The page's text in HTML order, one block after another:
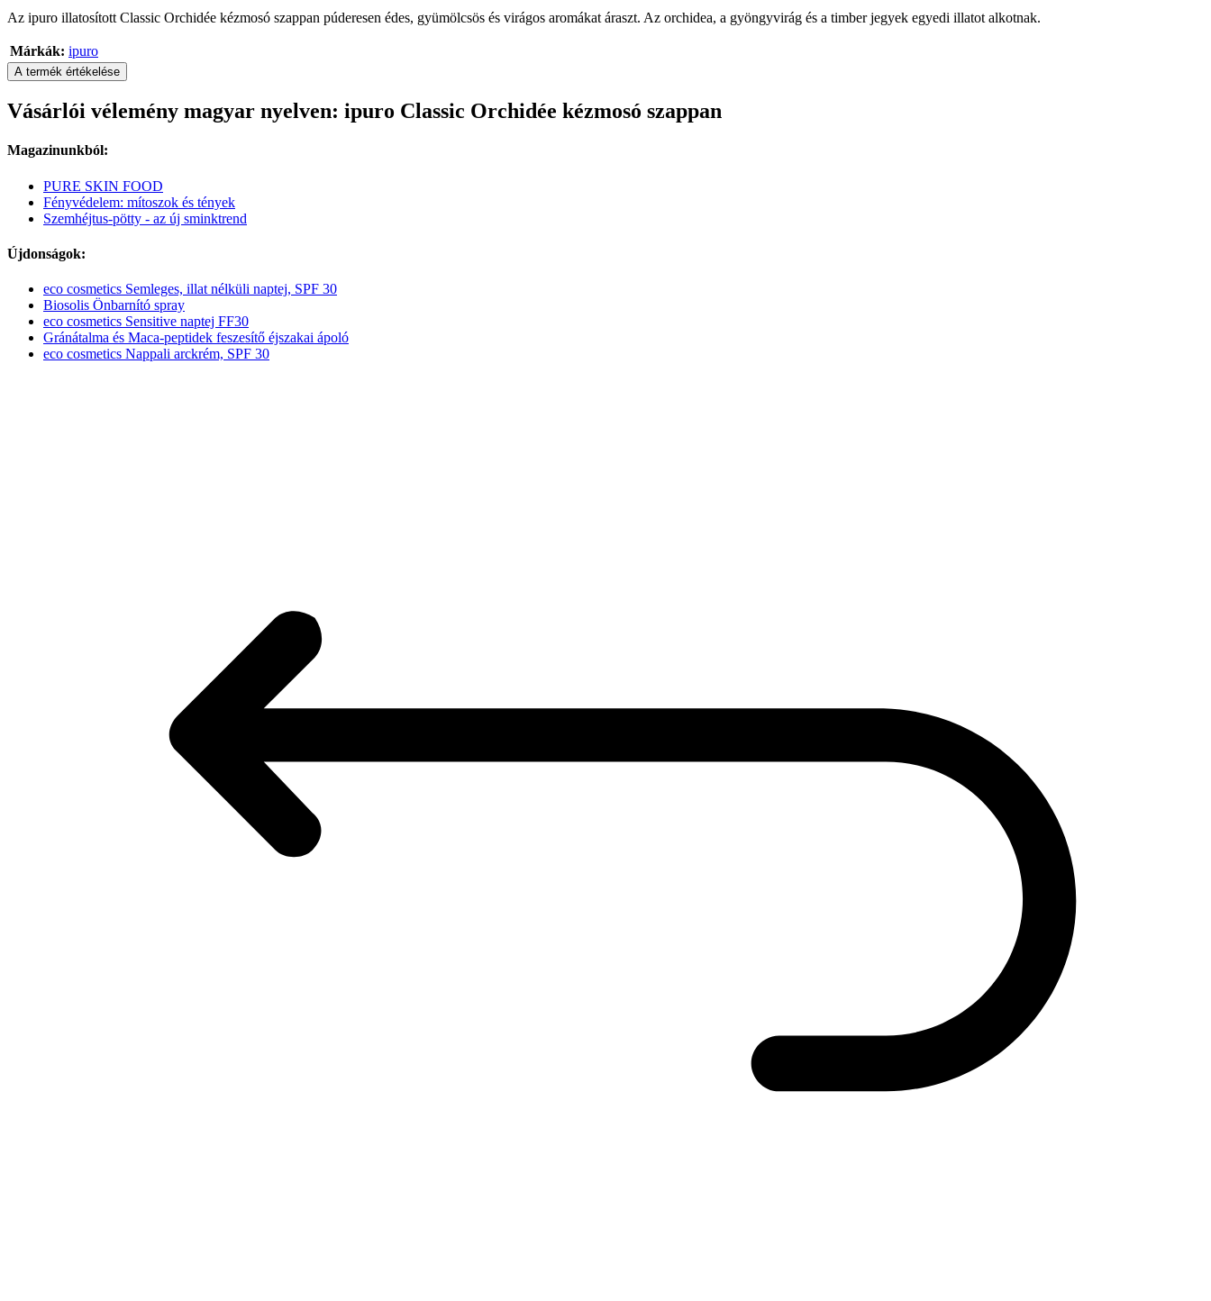
Az ipuro illatosított Classic Orchidée kézmosó szappan púderesen édes, gyümölcsös és virágos aromákat áraszt. Az orchidea, a gyöngyvirág és a timber jegyek egyedi illatot alkotnak.
Márkák: ipuro
A termék értékelése
Vásárlói vélemény magyar nyelven: ipuro Classic Orchidée kézmosó szappan
Magazinunkból:
PURE SKIN FOOD
Fényvédelem: mítoszok és tények
Szemhéjtus-pötty - az új sminktrend
Újdonságok:
eco cosmetics Semleges, illat nélküli naptej, SPF 30
Biosolis Önbarnító spray
eco cosmetics Sensitive naptej FF30
Gránátalma és Maca-peptidek feszesítő éjszakai ápoló
eco cosmetics Nappali arckrém, SPF 30